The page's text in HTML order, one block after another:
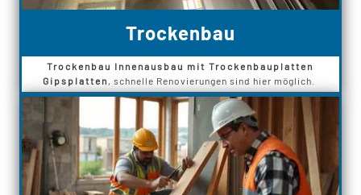
Trockenbau
Trockenbau Innenausbau mit Trockenbauplatten
Gipsplatten , schnelle Renovierungen sind hier möglich.